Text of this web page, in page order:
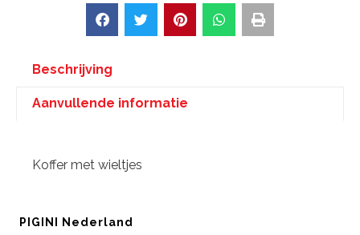
Beschrijving
Aanvullende informatie
Koffer met wieltjes
PIGINI Nederland